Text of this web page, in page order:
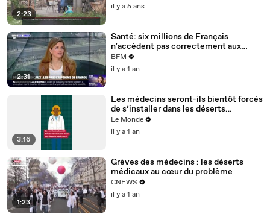
2:23
il y a 5 ans
2:31
Santé: six millions de Français
n'accèdent pas correctement aux
soins selon le gouvernement
BFM
il y a 1 an
3:16
Les médecins seront-ils bientôt forcés
de s’installer dans les déserts
médicaux ?
Le Monde
il y a 1 an
1:23
Grèves des médecins : les déserts
médicaux au cœur du problème
CNEWS
il y a 1 an